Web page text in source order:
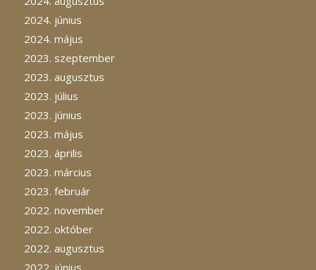
2024. június
2024. május
2023. szeptember
2023. augusztus
2023. július
2023. június
2023. május
2023. április
2023. március
2023. február
2022. november
2022. október
2022. augusztus